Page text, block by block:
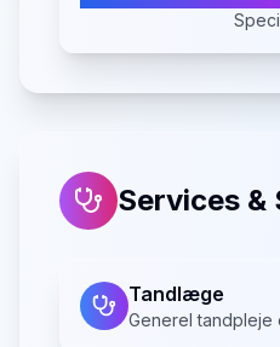
Services &
Tandlæge
Generel